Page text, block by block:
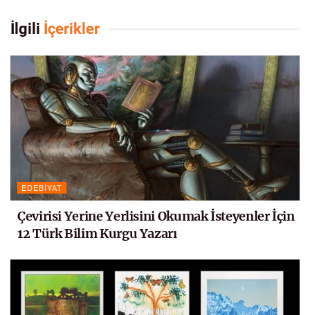
İlgili İçerikler
EDEBIYAT
Çevirisi Yerine Yerlisini Okumak İsteyenler İçin
12 Türk Bilim Kurgu Yazarı